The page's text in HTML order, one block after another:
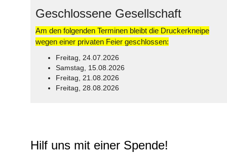
Geschlossene Gesellschaft
Am den folgenden Terminen bleibt die Druckerkneipe
wegen einer privaten Feier geschlossen:
Freitag, 24.07.2026
Samstag, 15.08.2026
Freitag, 21.08.2026
Freitag, 28.08.2026
Hilf uns mit einer Spende!